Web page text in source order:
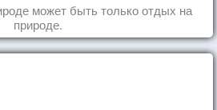
может быть только отдых на
природе.